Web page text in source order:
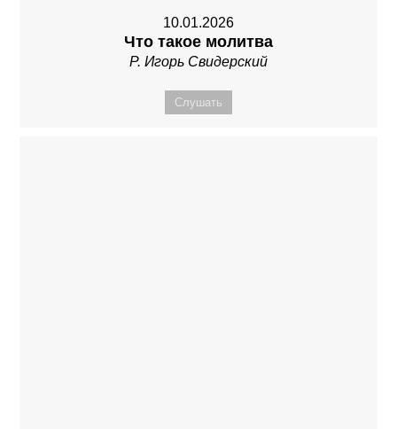
10.01.2026
Что такое молитва
Р. Игорь Свидерский
Слушать